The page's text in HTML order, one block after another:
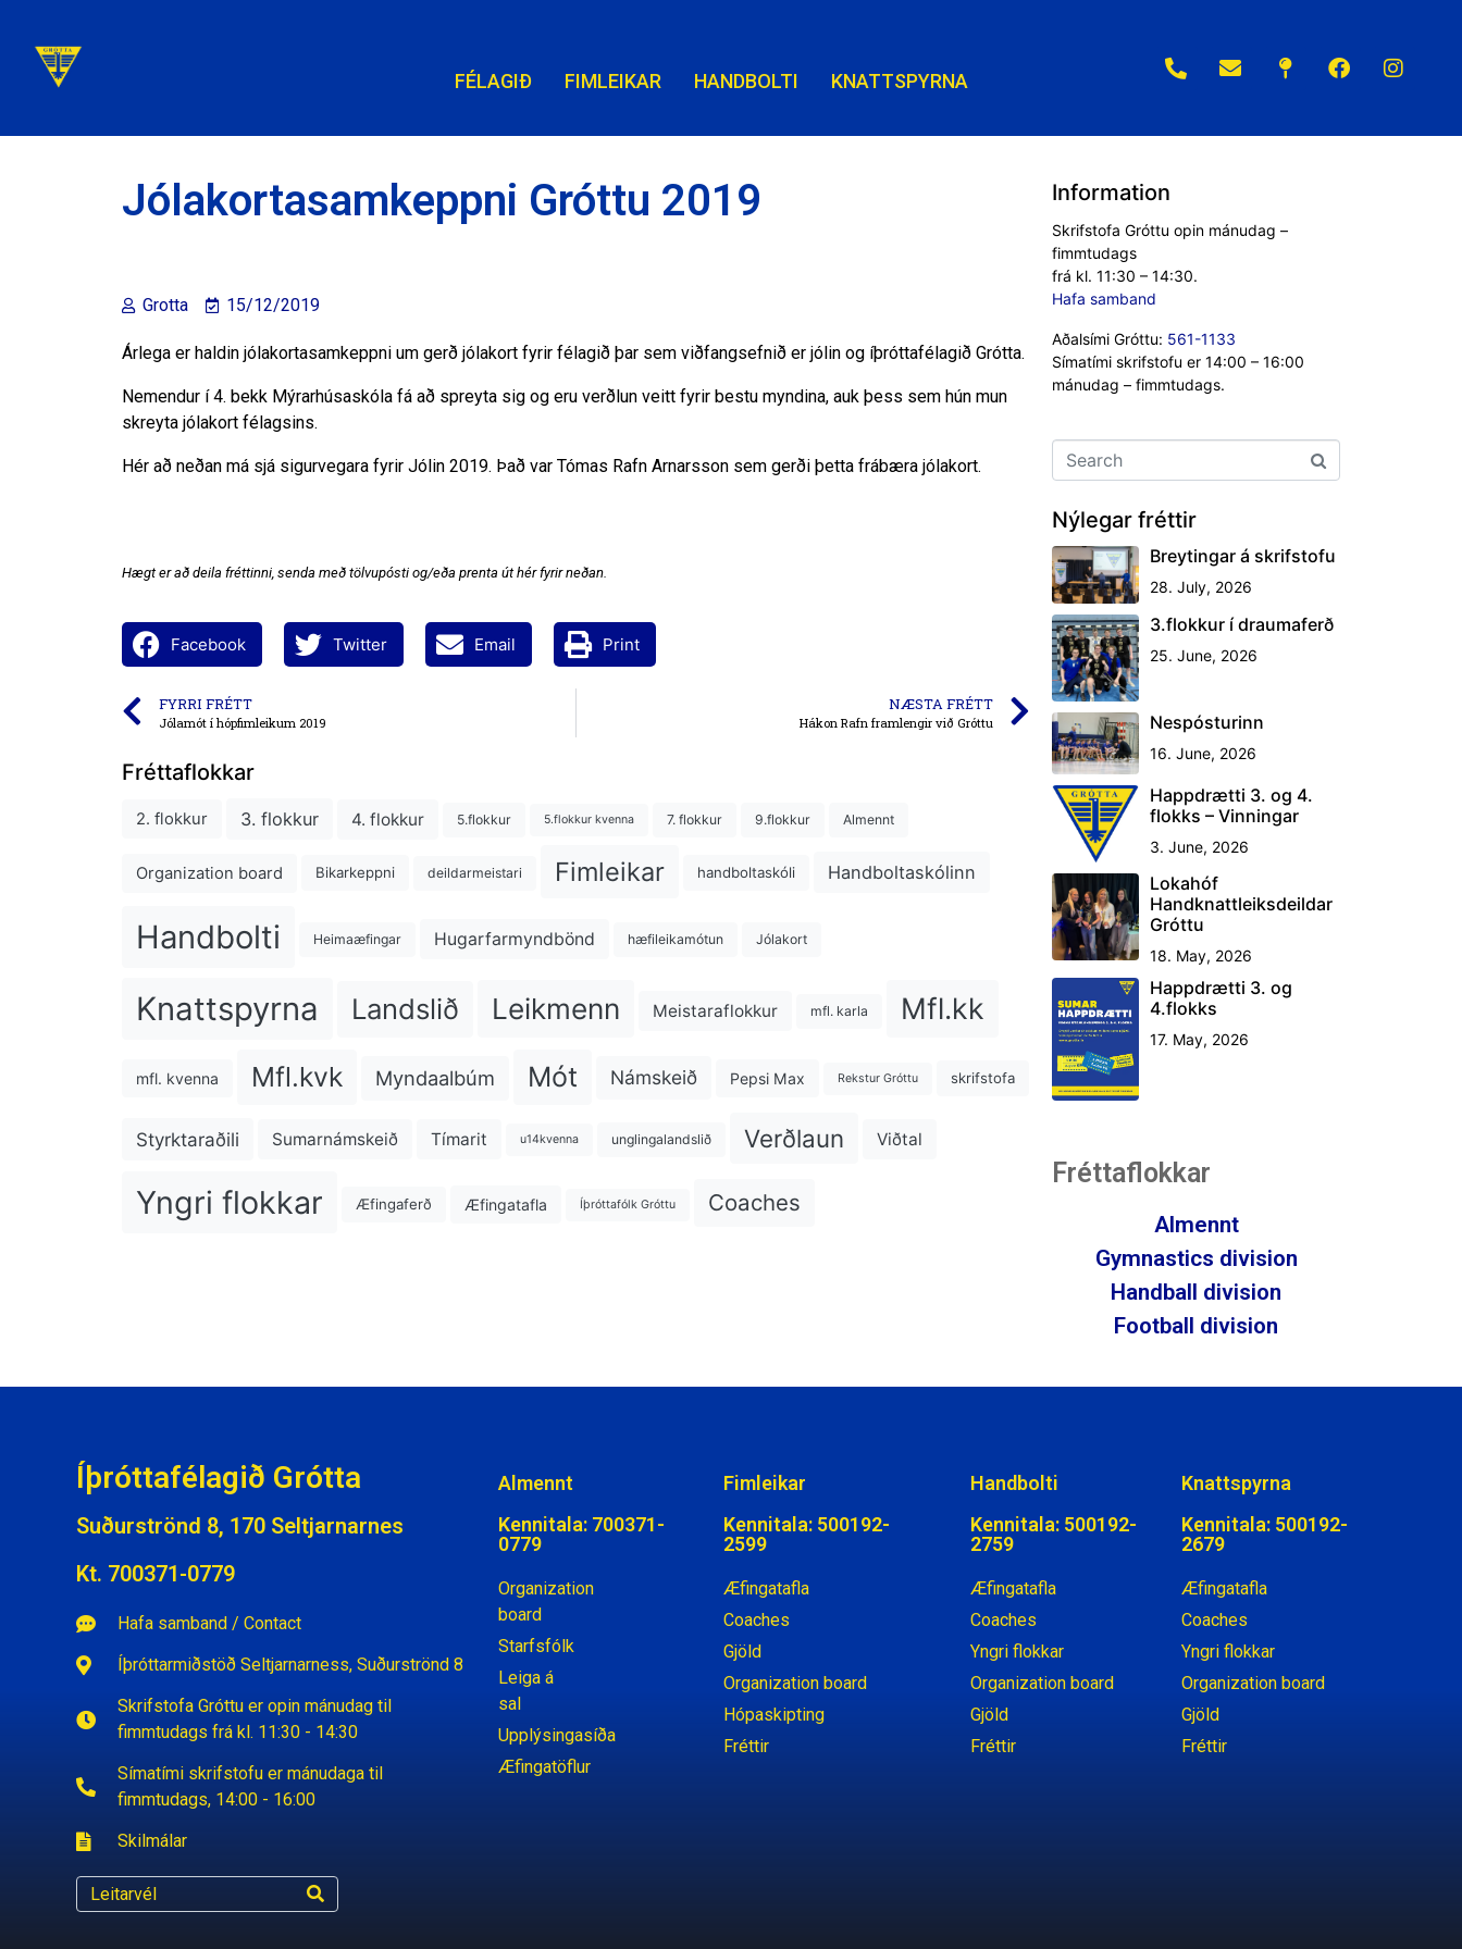
FÉLAGIÐ FIMLEIKAR HANDBOLTI KNATTSPYRNA
Jólakortasamkeppni Gróttu 2019
Grotta 15/12/2019
Árlega er haldin jólakortasamkeppni um gerð jólakort fyrir félagið þar sem viðfangsefnið er jólin og íþróttafélagið Grótta.
Nemendur í 4. bekk Mýrarhúsaskóla fá að spreyta sig og eru verðlun veitt fyrir bestu myndina, auk þess sem hún mun
skreyta jólakort félagsins.
Hér að neðan má sjá sigurvegara fyrir Jólin 2019. Það var Tómas Rafn Arnarsson sem gerði þetta frábæra jólakort.
Hægt er að deila fréttinni, senda með tölvupósti og/eða prenta út hér fyrir neðan.
Facebook Twitter Email Print
FYRRI FRÉTT
Jólamót í hópfimleikum 2019
NÆSTA FRÉTT
Hákon Rafn framlengir við Gróttu
Fréttaflokkar
2. flokkur 3. flokkur 4. flokkur 5.flokkur 5.flokkur kvenna 7. flokkur 9.flokkur Almennt
Organization board Bikarkeppni deildarmeistari Fimleikar handboltaskóli Handboltaskólinn
Handbolti Heimaæfingar Hugarfarmyndbönd hæfileikamótun Jólakort
Knattspyrna Landslið Leikmenn Meistaraflokkur mfl. karla Mfl.kk
mfl. kvenna Mfl.kvk Myndaalbúm Mót Námskeið Pepsi Max Rekstur Gróttu skrifstofa
Styrktaraðili Sumarnámskeið Tímarit u14kvenna unglingalandslið Verðlaun Viðtal
Yngri flokkar Æfingaferð Æfingatafla Íþróttafólk Gróttu Coaches
Information
Skrifstofa Gróttu opin mánudag –
fimmtudags
frá kl. 11:30 – 14:30.
Hafa samband
Aðalsími Gróttu: 561-1133
Símatími skrifstofu er 14:00 – 16:00
mánudag – fimmtudags.
Nýlegar fréttir
Breytingar á skrifstofu
28. July, 2026
3.flokkur í draumaferð
25. June, 2026
Nespósturinn
16. June, 2026
Happdrætti 3. og 4.
flokks – Vinningar
3. June, 2026
Lokahóf
Handknattleiksdeildar
Gróttu
18. May, 2026
Happdrætti 3. og
4.flokks
17. May, 2026
Fréttaflokkar
Almennt
Gymnastics division
Handball division
Football division
Íþróttafélagið Grótta
Suðurströnd 8, 170 Seltjarnarnes
Kt. 700371-0779
Hafa samband / Contact
Íþróttarmiðstöð Seltjarnarness, Suðurströnd 8
Skrifstofa Gróttu er opin mánudag til
fimmtudags frá kl. 11:30 - 14:30
Símatími skrifstofu er mánudaga til
fimmtudags, 14:00 - 16:00
Skilmálar
Almennt
Kennitala: 700371-
0779
Organization
board
Starfsfólk
Leiga á
sal
Upplýsingasíða
Æfingatöflur
Fimleikar
Kennitala: 500192-
2599
Æfingatafla
Coaches
Gjöld
Organization board
Hópaskipting
Fréttir
Handbolti
Kennitala: 500192-
2759
Æfingatafla
Coaches
Yngri flokkar
Organization board
Gjöld
Fréttir
Knattspyrna
Kennitala: 500192-
2679
Æfingatafla
Coaches
Yngri flokkar
Organization board
Gjöld
Fréttir